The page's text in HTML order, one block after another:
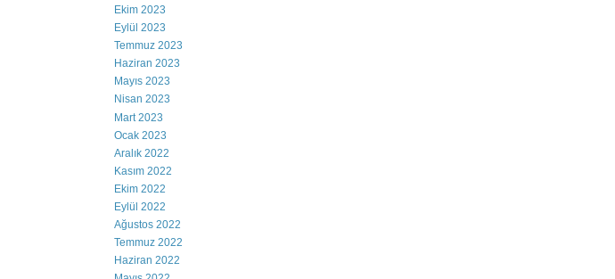
Ekim 2023
Eylül 2023
Temmuz 2023
Haziran 2023
Mayıs 2023
Nisan 2023
Mart 2023
Ocak 2023
Aralık 2022
Kasım 2022
Ekim 2022
Eylül 2022
Ağustos 2022
Temmuz 2022
Haziran 2022